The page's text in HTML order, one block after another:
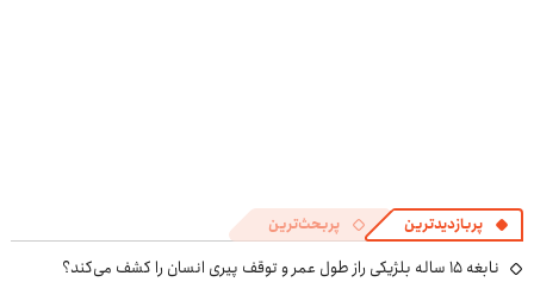
پربازدیدترین پربحث‌ترین
نابغه ۱۵ ساله بلژیکی راز طول عمر و توقف پیری انسان را کشف می‌کند؟